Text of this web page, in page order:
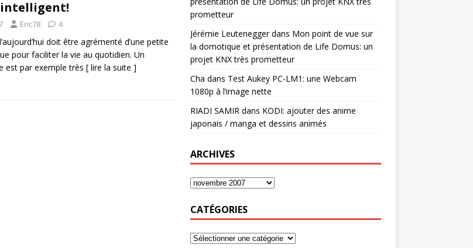
Eric78 4
doit être agrémenté d’une petite
pour faciliter la vie au quotidien. Un
est par exemple très [ lire la suite ]
prometteur
Jérémie Leuteneggerdans Mon point de vue sur
la domotique et présentation de Life Domus: un
projet KNX très prometteur
Cha dans Test Aukey PC-LM1: une Webcam
1080p à l’image nette
RIADI SAMIRdans KODI: ajouter des anime
japonais / manga et dessins animés
ARCHIVES
CATÉGORIES